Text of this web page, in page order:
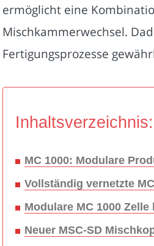
ermöglicht eine
Mischkammerwechsel.
Fertigungsprozesse
MC 1000: Modulare
Vollständig vernetzte
Modulare MC 1000
Neuer MSC-SD